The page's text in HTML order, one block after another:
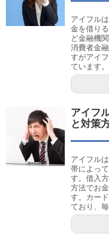
アイフル
金を借り
ど金融機
消費者金
すがアイ
ています
アイフ
と対策
アイフル
帯によっ
す。借入
方法でお
す。カー
ており、